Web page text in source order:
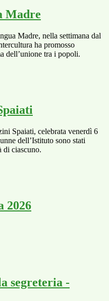
Madre
Madre, nella settimana dal
ha promosso
dell’unione tra i popoli.
Spaiati, celebrata venerdì 6
dell’Istituto sono stati
di ciascuno.
2026
segreteria -